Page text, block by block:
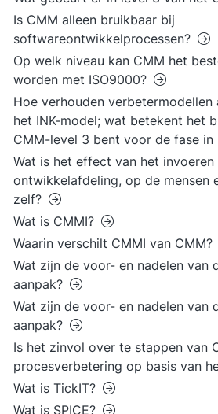
Is CMM alleen bruikbaar bij
softwareontwikkelprocessen?
Op welk niveau kan CMM het
worden met ISO9000?
Hoe verhouden
het INK-model; wat betekent het
CMM-level 3 bent voor de fase in
Wat is het effect van het invoeren
ontwikkelafdeling, op de mensen
zelf?
Wat is CMMI?
Waarin verschilt CMMI van CMM?
Wat zijn de voor- en nadelen van
aanpak?
Wat zijn de voor- en nadelen van
aanpak?
Is het zinvol over te stappen van
procesverbetering op basis van
Wat is TickIT?
Wat is SPICE?